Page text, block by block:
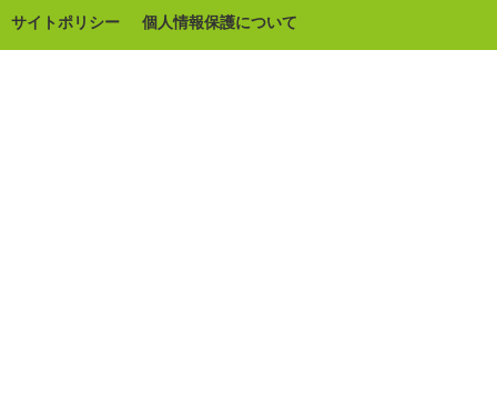
サイトポリシー 個人情報保護について